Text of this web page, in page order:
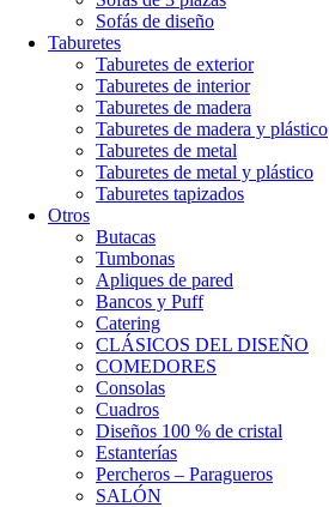
Sofás de diseño
Taburetes
Taburetes de exterior
Taburetes de interior
Taburetes de madera
Taburetes de madera y plástico
Taburetes de metal
Taburetes de metal y plástico
Taburetes tapizados
Otros
Butacas
Tumbonas
Apliques de pared
Bancos y Puff
Catering
CLÁSICOS DEL DISEÑO
COMEDORES
Consolas
Cuadros
Diseños 100 % de cristal
Estanterías
Percheros – Paragueros
SALÓN